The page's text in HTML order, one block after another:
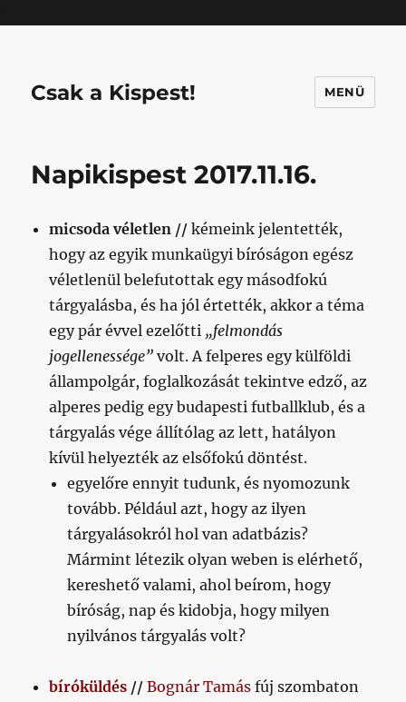
Csak a Kispest! MENÜ
Napikispest 2017.11.16.
micsoda véletlen //kémeink jelentették,
hogy az egyik munkaügyi bíróságon egész
véletlenül belefutottak egy másodfokú
tárgyalásba, és ha jól értették, akkor a téma
egy pár évvel ezelőtti „felmondás
jogellenessége” volt. A felperes egy külföldi
állampolgár, foglalkozását tekintve edző, az
alperes pedig egy budapesti futballklub, és a
tárgyalás vége állítólag az lett, hatályon
kívül helyezték az elsőfokú döntést.
egyelőre ennyit tudunk, és nyomozunk
tovább. Például azt, hogy az ilyen
tárgyalásokról hol van adatbázis?
Mármint létezik olyan weben is elérhető,
kereshető valami, ahol beírom, hogy
bíróság, nap és kidobja, hogy milyen
nyilvános tárgyalás volt?
bíróküldés //Bognár Tamás fúj szombaton